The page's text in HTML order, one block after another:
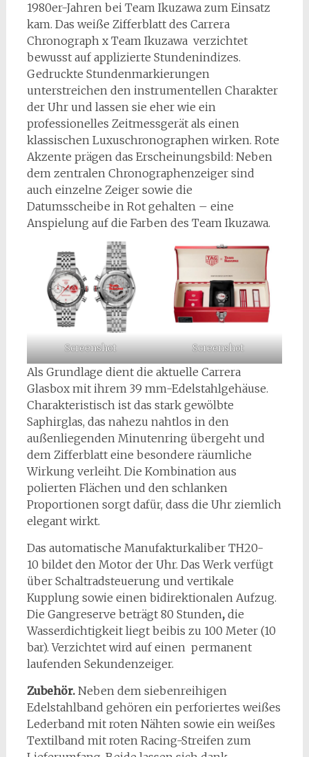
1980er-Jahren bei Team Ikuzawa zum Einsatz
kam. Das weiße Zifferblatt des Carrera
Chronograph x Team Ikuzawa verzichtet
bewusst auf applizierte Stundenindizes.
Gedruckte Stundenmarkierungen
unterstreichen den instrumentellen Charakter
der Uhr und lassen sie eher wie ein
professionelles Zeitmessgerät als einen
klassischen Luxuschronographen wirken. Rote
Akzente prägen das Erscheinungsbild: Neben
dem zentralen Chronographenzeiger sind
auch einzelne Zeiger sowie die
Datumsscheibe in Rot gehalten – eine
Anspielung auf die Farben des Team Ikuzawa.
Screenshot Screenshot
Als Grundlage dient die aktuelle Carrera
Glasbox mit ihrem 39 mm-Edelstahlgehäuse.
Charakteristisch ist das stark gewölbte
Saphirglas, das nahezu nahtlos in den
außenliegenden Minutenring übergeht und
dem Zifferblatt eine besondere räumliche
Wirkung verleiht. Die Kombination aus
polierten Flächen und den schlanken
Proportionen sorgt dafür, dass die Uhr ziemlich
elegant wirkt.
Das automatische Manufakturkaliber TH20-
10 bildet den Motor der Uhr. Das Werk verfügt
über Schaltradsteuerung und vertikale
Kupplung sowie einen bidirektionalen Aufzug.
Die Gangreserve beträgt 80 Stunden, die
Wasserdichtigkeit liegt beibis zu 100 Meter (10
bar). Verzichtet wird auf einen permanent
laufenden Sekundenzeiger.
Zubehör. Neben dem siebenreihigen
Edelstahlband gehören ein perforiertes weißes
Lederband mit roten Nähten sowie ein weißes
Textilband mit roten Racing-Streifen zum